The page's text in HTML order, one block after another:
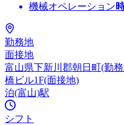
機械オペレーション
勤務地
面接地
富山県下新川郡朝日町(勤
橋ビル1F(面接地)
泊(富山)駅
シフト